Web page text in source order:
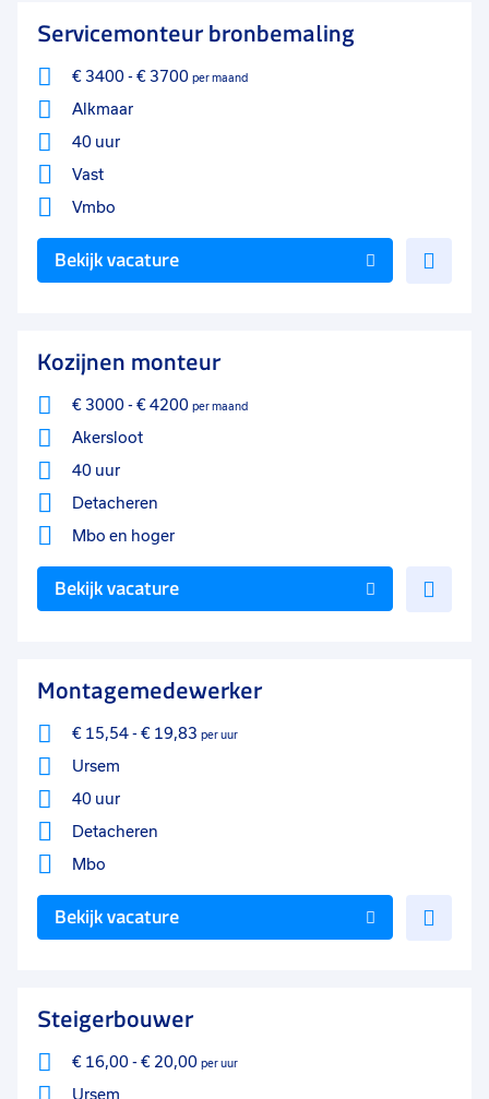
Servicemonteur bronbemaling
€ 3400- € 3700 per maand
Alkmaar
40 uur
Vast
Vmbo
Bekijk vacature
Kozijnen monteur
€ 3000- € 4200 per maand
Akersloot
40 uur
Detacheren
Mbo en hoger
Bekijk vacature
Montagemedewerker
€ 15,54- € 19,83 per uur
Ursem
40 uur
Detacheren
Mbo
Bekijk vacature
Steigerbouwer
€ 16,00- € 20,00 per uur
Ursem